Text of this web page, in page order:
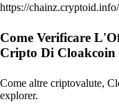
https://
Come Verificare
Cripto Di Cloakcoin
Come altre criptovalute,
explorer.